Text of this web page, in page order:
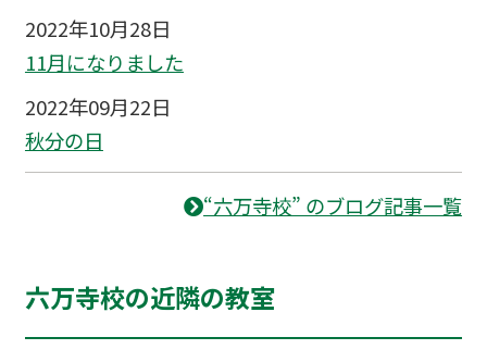
2022年10月28日
11月になりました
2022年09月22日
秋分の日
“六万寺校” のブログ記事一覧
六万寺校の近隣の教室